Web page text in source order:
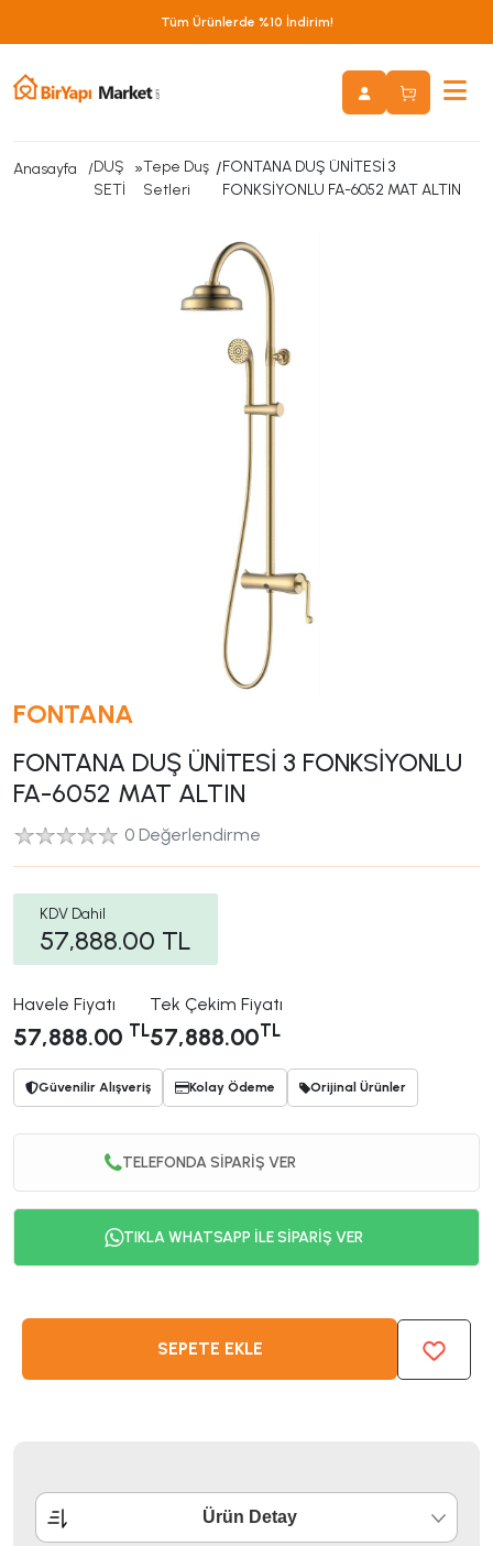
Tüm Ürünlerde %10 İndirim!
Anasayfa
DUŞ
SETİ
»Tepe Duş
Setleri
/FONTANA DUŞ ÜNİTESİ 3
FONKSİYONLU FA-6052 MAT ALTIN
FONTANA
FONTANA DUŞ ÜNİTESİ 3 FONKSİYONLU
FA-6052 MAT ALTIN
0 Değerlendirme
KDV Dahil
57,888.00 TL
Havele Fiyatı
57,888.00 TL
Tek Çekim Fiyatı
57,888.00TL
Güvenilir Alışveriş Kolay Ödeme Orijinal Ürünler
TELEFONDA SİPARİŞ VER
TIKLA WHATSAPP İLE SİPARİŞ VER
SEPETE EKLE
Ürün Detay